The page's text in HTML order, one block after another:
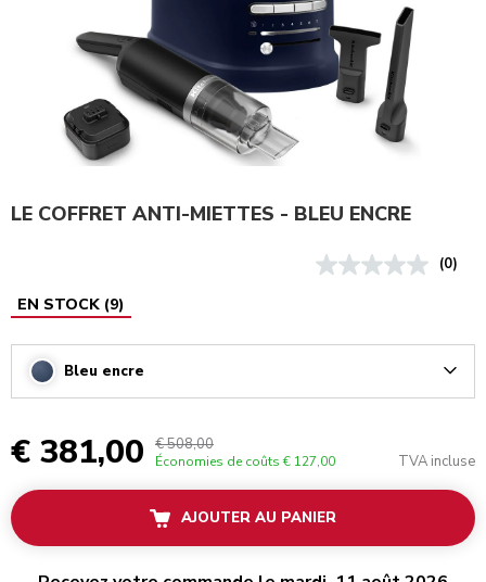
LE COFFRET ANTI-MIETTES - BLEU ENCRE
(0)
EN STOCK (9)
Bleu encre
€ 381,00 € 508,00
Économies de coûts € 127,00 TVA incluse
AJOUTER AU PANIER